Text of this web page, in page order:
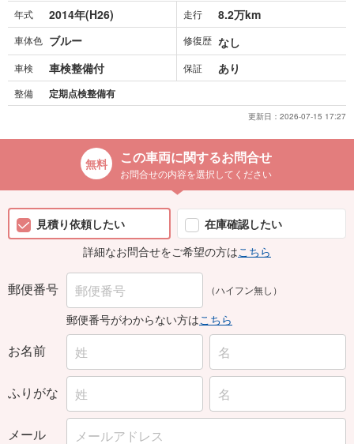
年式 2014年(H26) 走行 8.2万km
車体色 ブルー 修復歴 なし
車検 車検整備付 保証 あり
整備 定期点検整備有
更新日： 2026-07-15 17:27
この車両に関するお問合せ
お問合せの内容を選択してください
見積り依頼したい
在庫確認したい
詳細なお問合せをご希望の方はこちら
郵便番号 （ハイフン無し）
郵便番号がわからない方はこちら
お名前
ふりがな
メール